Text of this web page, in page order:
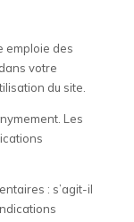
emploie des
votre
du site.
Les
: s’agit-il